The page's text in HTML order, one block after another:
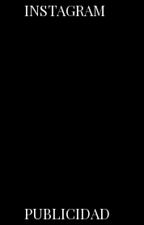
INSTAGRAM
PUBLICIDAD